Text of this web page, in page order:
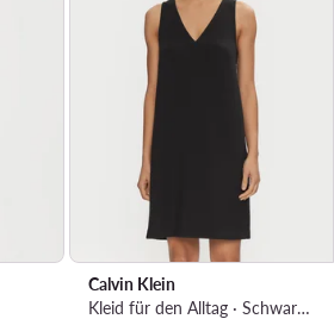
Calvin Klein
Kleid für den Alltag · Schwarz · Mini